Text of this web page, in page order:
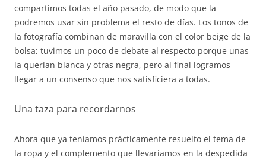
compartimos todas el año pasado, de modo que la
podremos usar sin problema el resto de días. Los tonos de
la fotografía combinan de maravilla con el color beige de la
bolsa; tuvimos un poco de debate al respecto porque unas
la querían blanca y otras negra, pero al final logramos
llegar a un consenso que nos satisficiera a todas.
Una taza para recordarnos
Ahora que ya teníamos prácticamente resuelto el tema de
la ropa y el complemento que llevaríamos en la despedida